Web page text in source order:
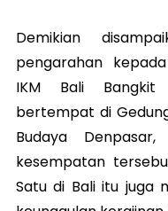
Demikian
pengarahan
IKM Bali
bertempat di
Budaya
kesempatan
Satu di Bali itu juga